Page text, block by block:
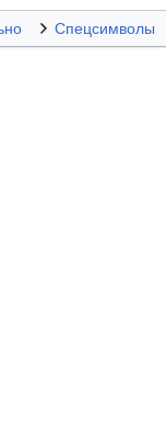
Спецсимволы